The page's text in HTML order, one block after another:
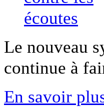
Le nouveau
continue à
En savoir